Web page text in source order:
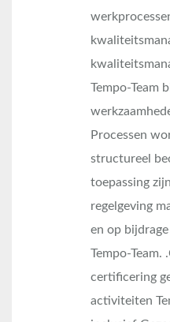
Tempo-Team
Processen
structureel
toepassing
regelgeving
en op
Tempo-Team.
certificering
activiteiten